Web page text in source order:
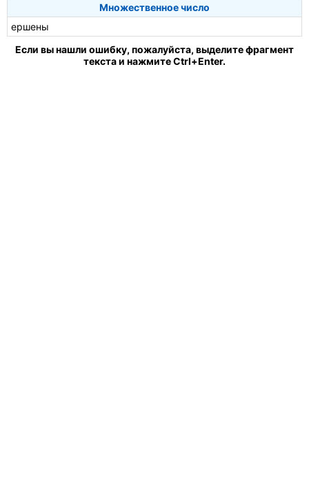
Множественное число
ершены
Если вы нашли ошибку, пожалуйста, выделите фрагмент
текста и нажмите Ctrl+Enter.